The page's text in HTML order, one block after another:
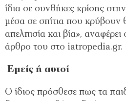
ίδια σε συνθήκες κρίσης
μέσα σε σπίτια που κρύβουν
απελπισία και βία»,
άρθρο του στο iatropedia.gr.
Εμείς ή αυτοί
Ο ίδιος πρόσθεσε πως τα